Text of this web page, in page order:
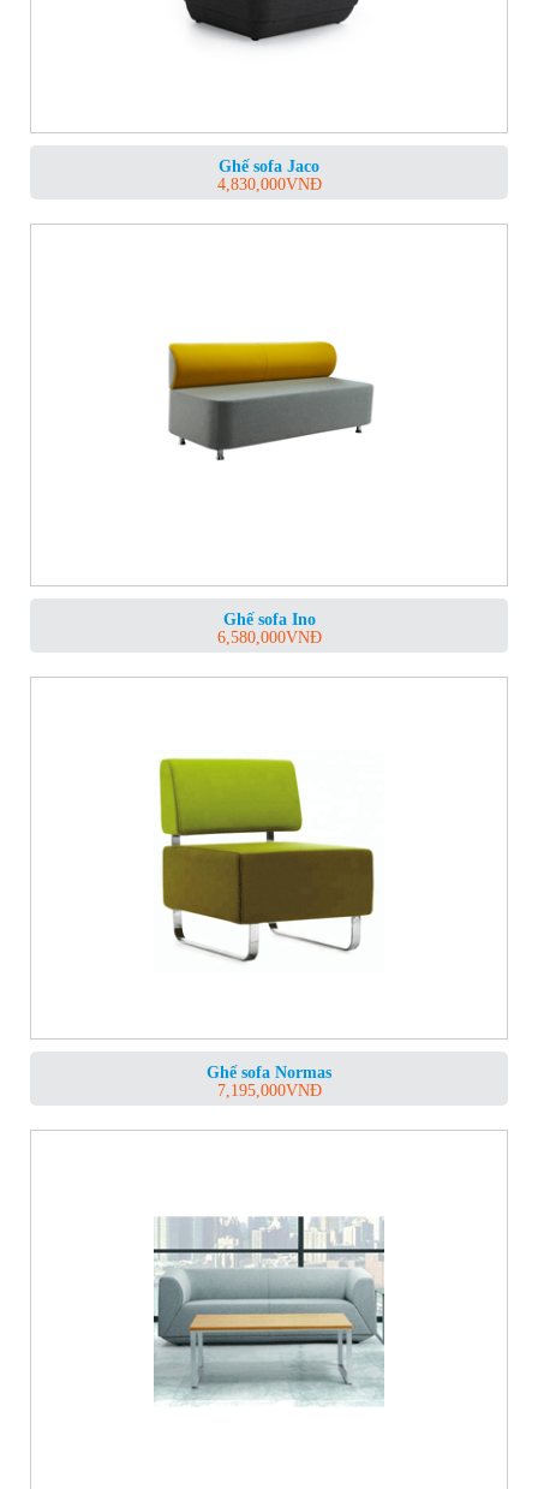
Ghế sofa Jaco
4,830,000VNĐ
Ghế sofa Ino
6,580,000VNĐ
Ghế sofa Normas
7,195,000VNĐ